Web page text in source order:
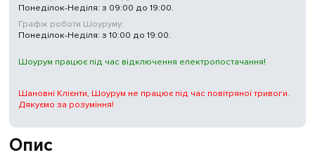
Опис
Понеділок-Неділя: з 09:00 до 19:00.
Графік роботи Шоуруму:
Понеділок-Неділя: з 10:00 до 19:00.
Шоурум працює під час відключення електропостачання!
Шановні Клієнти, Шоурум не працює під час повітряної тривоги.
Дякуємо за розуміння!